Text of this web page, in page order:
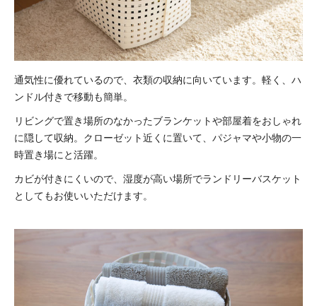
通気性に優れているので、衣類の収納に向いています。 軽く、ハ
ンドル付きで移動も簡単。
リビングで置き場所のなかったブランケットや部屋着をおしゃれ
に隠して収納。クローゼット近くに置いて、パジャマや小物の一
時置き場にと活躍。
カビが付きにくいので、湿度が高い場所でランドリーバスケット
としてもお使いいただけます。